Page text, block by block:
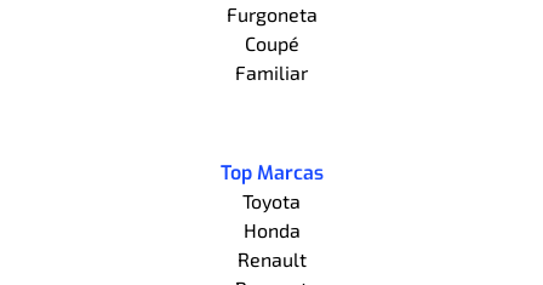
Furgoneta
Coupé
Familiar
Top Marcas
Toyota
Honda
Renault